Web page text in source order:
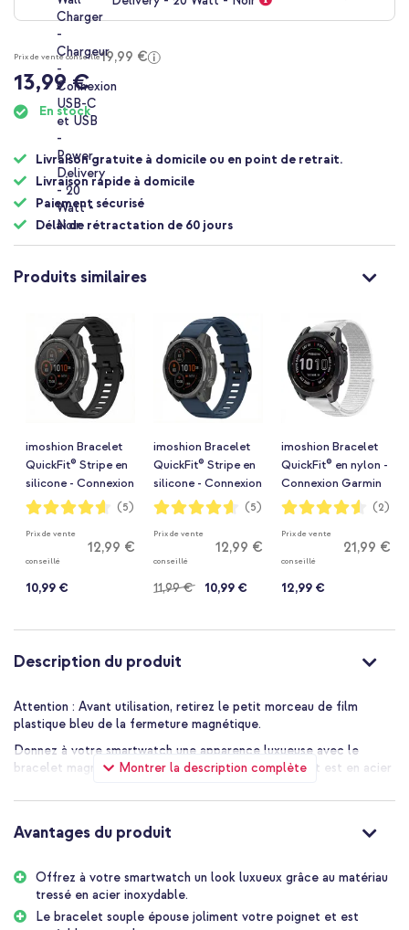
Prix de vente conseillé19,99 €
13,99 €
En stock
Livraison gratuite à domicile ou en point de retrait.
Livraison rapide à domicile
Paiement sécurisé
Délai de rétractation de 60 jours
Produits similaires
imoshion Bracelet
QuickFit® Stripe en
silicone - Connexion
Garmin 22 mm -
Notation:
92%
(5)
Prix de vente
conseillé
12,99 €
10,99 €
imoshion Bracelet
QuickFit® Stripe en
silicone - Connexion
Garmin 22 mm -
Notation:
92%
(5)
Prix de vente
conseillé
12,99 €
11,99 € 10,99 €
imoshion Bracelet
QuickFit® en nylon -
Connexion Garmin
20 mm - Taille L/XL -
Notation:
90%
(2)
Prix de vente
conseillé
21,99 €
12,99 €
Description du produit
Montrer la description complète
Attention : Avant utilisation, retirez le petit morceau de film
plastique bleu de la fermeture magnétique.
Donnez à votre smartwatch une apparence luxueuse avec le
bracelet magnétique milanais d'imoshion ! Le bracelet est en acier
apparence luxueuse. Le bracelet souple s'adapte bien à votre
magnétique et peut donc être facilement ajusté à la
Acier inoxydable tressé
Le bracelet milanais QuickFit® d'imoshion pour la montre Garmin
est un bracelet souple et luxueux. Le bracelet est fabriqué en
Avantages du produit
Offrez à votre smartwatch un look luxueux grâce au matériau
tressé en acier inoxydable.
Le bracelet souple épouse joliment votre poignet et est